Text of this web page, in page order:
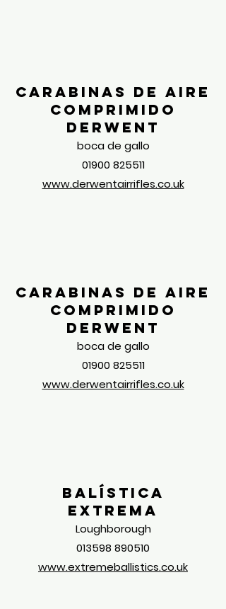
Carabinas de aire
comprimido
Derwent
boca de gallo
01900 825511
www.derwentairrifles.co.uk
Carabinas de aire
comprimido
Derwent
boca de gallo
01900 825511
www.derwentairrifles.co.uk
Balística
extrema
Loughborough
013598 890510
www.extremeballistics.co.uk